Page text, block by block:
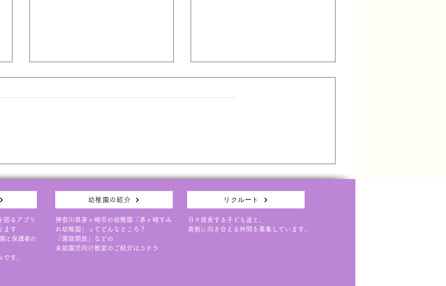
いて
知らせ
図るアプリ
ます
と保護者の
す。
幼稚園の紹介
神奈川県茅ヶ崎市の幼稚園「茅ヶ崎すみ
れ幼稚園」ってどんなところ？
「園庭開放」などの
未就園児向け教室のご紹介はコチラ
リクルート
日々成長する子ども達と、
真剣に向き合える仲間を募集しています。